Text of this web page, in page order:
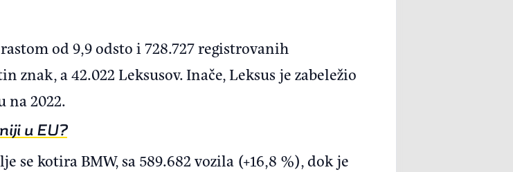
od 9,9 odsto i 728.727 registrovanih
znak, a 42.022 Leksusov. Inače, Leksus je zabeležio
na 2022.
u EU?
kotira BMW, sa 589.682 vozila (+16,8 %), dok je